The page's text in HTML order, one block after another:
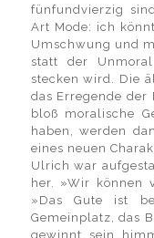
fünfundvierzig
Art Mode: ich
Umschwung und
statt der
stecken wird. Die
das Erregende
bloß moralische
haben, werden
eines neuen
Ulrich war
her. »Wir können
»Das Gute ist
Gemeinplatz, das
gewinnt sein